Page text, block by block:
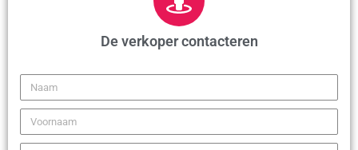
De verkoper contacteren